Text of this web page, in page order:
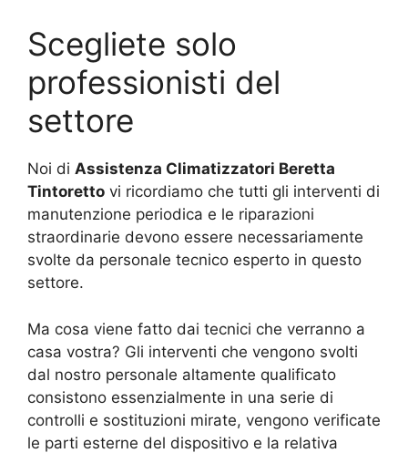
Scegliete solo
professionisti del
settore
Noi di Assistenza Climatizzatori Beretta
Tintoretto vi ricordiamo che tutti gli interventi di
manutenzione periodica e le riparazioni
straordinarie devono essere necessariamente
svolte da personale tecnico esperto in questo
settore.
Ma cosa viene fatto dai tecnici che verranno a
casa vostra? Gli interventi che vengono svolti
dal nostro personale altamente qualificato
consistono essenzialmente in una serie di
controlli e sostituzioni mirate, vengono verificate
le parti esterne del dispositivo e la relativa